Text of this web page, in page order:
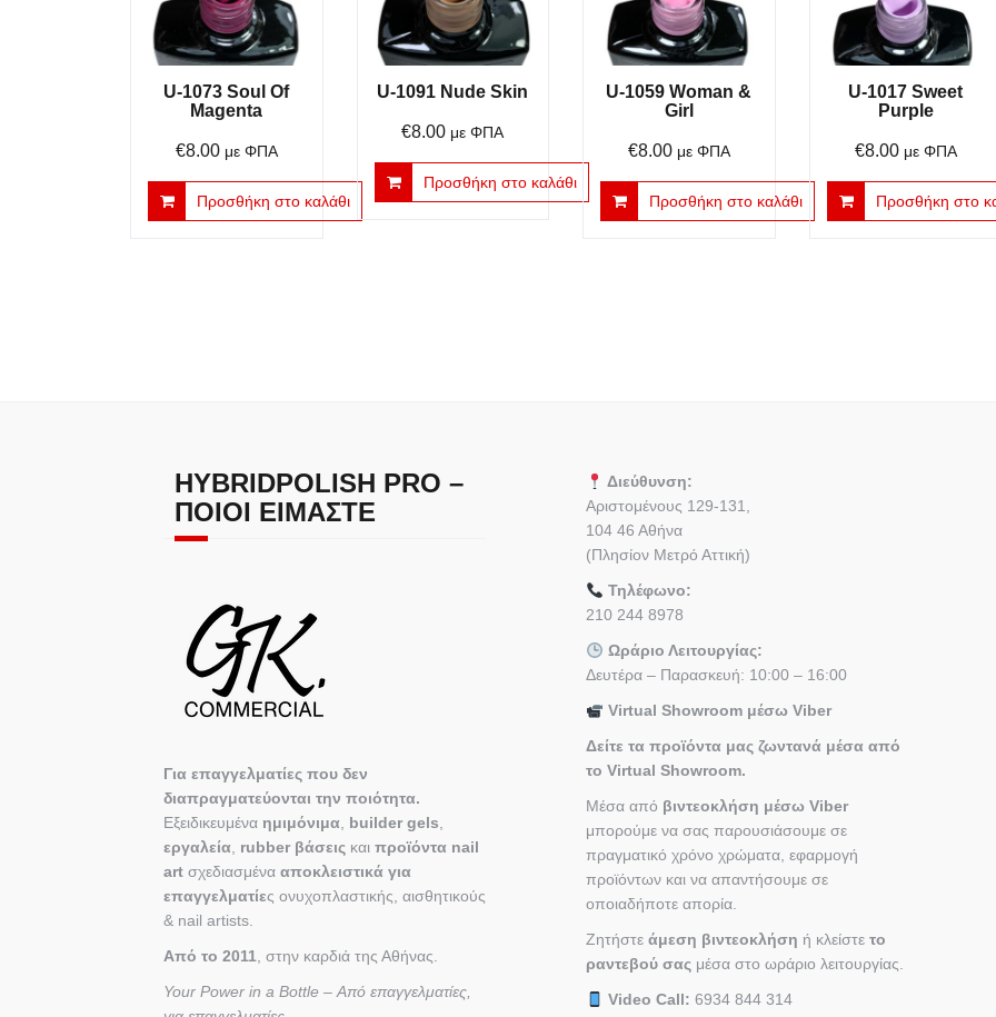
U-1073 Soul Of
Magenta
€8.00 με ΦΠΑ
Προσθήκη στο καλάθι
U-1091 Nude Skin
€8.00 με ΦΠΑ
Προσθήκη στο καλάθι
U-1059 Woman &
Girl
€8.00 με ΦΠΑ
Προσθήκη στο καλάθι
U-1017 Sweet
Purple
€8.00 με ΦΠΑ
Προσθήκη στο
HYBRIDPOLISH PRO –
ΠΟΙΟΙ ΕΊΜΑΣΤΕ
Για επαγγελματίες που δεν
διαπραγματεύονται την ποιότητα.
Εξειδικευμένα ημιμόνιμα builder gels
εργαλεία rubber βάσεις και προϊόντα nail
art σχεδιασμένα αποκλειστικά για
επαγγελματίες ονυχοπλαστικής, αισθητικούς
& nail artists.
Από το 2011 , στην καρδιά της Αθήνας.
Your Power in a Bottle – Από επαγγελματίες,
Διεύθυνση:
Αριστομένους 129-131,
104 46 Αθήνα
(Πλησίον Μετρό Αττική)
Τηλέφωνο:
210 244 8978
Ωράριο Λειτουργίας:
Δευτέρα – Παρασκευή: 10:00 – 16:00
Virtual Showroom μέσω Viber
Δείτε τα προϊόντα μας ζωντανά μέσα από
το Virtual Showroom.
Μέσα από βιντεοκλήση μέσω Viber
μπορούμε να σας παρουσιάσουμε σε
πραγματικό χρόνο χρώματα, εφαρμογή
προϊόντων και να απαντήσουμε σε
οποιαδήποτε απορία.
Ζητήστε άμεση βιντεοκλήση ή κλείστε το
ραντεβού σας μέσα στο ωράριο λειτουργίας.
Video Call: 6934 844 314